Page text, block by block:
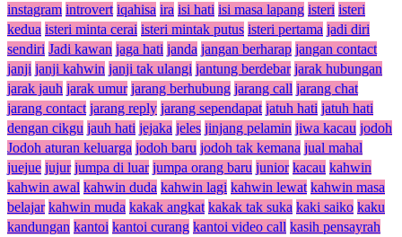
instagram introvert iqahisa ira isi hati isi masa lapang isteri isteri
kedua isteri minta cerai isteri mintak putus isteri pertama jadi diri
sendiri Jadi kawan jaga hati janda jangan berharap jangan contact
janji janji kahwin janji tak ulangi jantung berdebar jarak hubungan
jarak jauh jarak umur jarang berhubung jarang call jarang chat
jarang contact jarang reply jarang sependapat jatuh hati jatuh hati
dengan cikgu jauh hati jejaka jeles jinjang pelamin jiwa kacau jodoh
Jodoh aturan keluarga jodoh baru jodoh tak kemana jual mahal
juejue jujur jumpa di luar jumpa orang baru junior kacau kahwin
kahwin awal kahwin duda kahwin lagi kahwin lewat kahwin masa
belajar kahwin muda kakak angkat kakak tak suka kaki saiko kaku
kandungan kantoi kantoi curang kantoi video call kasih pensayrah